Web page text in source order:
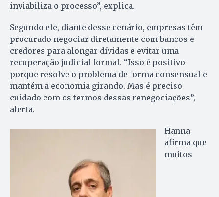
inviabiliza o processo”, explica.
Segundo ele, diante desse cenário, empresas têm
procurado negociar diretamente com bancos e
credores para alongar dívidas e evitar uma
recuperação judicial formal. “Isso é positivo
porque resolve o problema de forma consensual e
mantém a economia girando. Mas é preciso
cuidado com os termos dessas renegociações”,
alerta.
Hanna
afirma que
muitos